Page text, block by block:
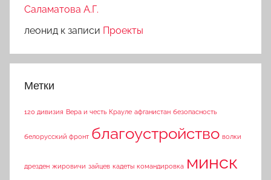
Саламатова А.Г.
леонид к записи Проекты
Метки
120 дивизия Вера и честь Крауле афганистан безопасность
белорусский фронт благоустройство волки
дрезден жировичи зайцев кадеты командировка минск